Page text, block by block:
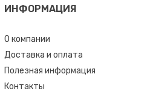
ИНФОРМАЦИЯ
О компании
Доставка и оплата
Полезная информация
Контакты